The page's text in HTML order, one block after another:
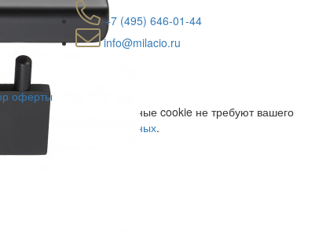
+7 (495) 646-01-44
info@milacio.ru
оферты
Обязательные cookie не требуют вашего
персональных данных.